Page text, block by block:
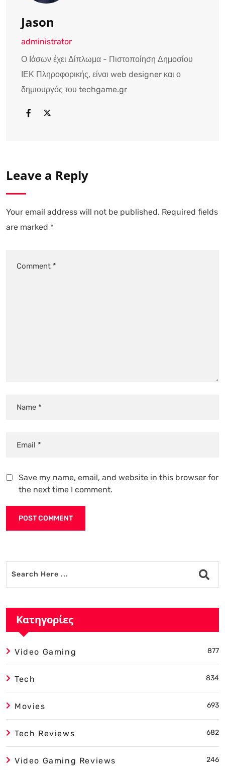
Jason
administrator
Ο Ιάσων έχει Δίπλωμα - Πιστοποίηση Δημοσίου
ΙΕΚ Πληροφορικής, είναι web designer και ο
δημιουργός του techgame.gr
Leave a Reply
Your email address will not be published. Required fields
are marked *
Save my name, email, and website in this browser for
the next time I comment.
Κατηγορίες
Video Gaming 877
Tech 834
Movies 693
Tech Reviews 682
Video Gaming Reviews 246